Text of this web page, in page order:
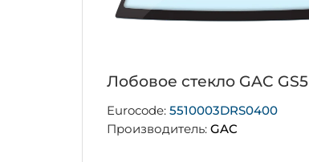
Лобовое стекло GAC GS5
Eurocode: 5510003DRS0400
Производитель: GAC